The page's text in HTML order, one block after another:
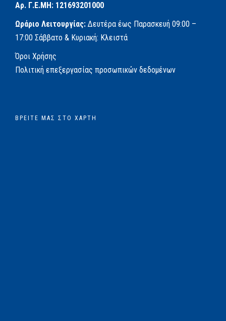
Αρ. Γ.Ε.ΜΗ: 121693201000
Ωράριο Λειτουργίας: Δευτέρα έως Παρασκευή 09:00 –
17:00 Σάββατο & Κυριακή: Κλειστά
Όροι Χρήσης
Πολιτική επεξεργασίας προσωπικών δεδομένων
ΒΡΕΊΤΕ ΜΑΣ ΣΤΟ ΧΆΡΤΗ